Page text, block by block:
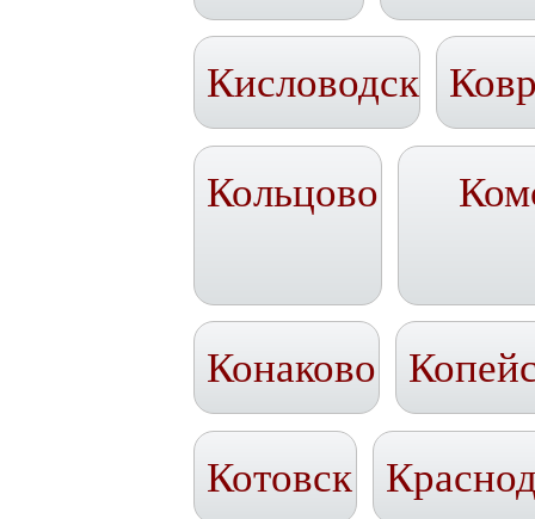
Кисловодск
Кольцово
Конаково
Котовск